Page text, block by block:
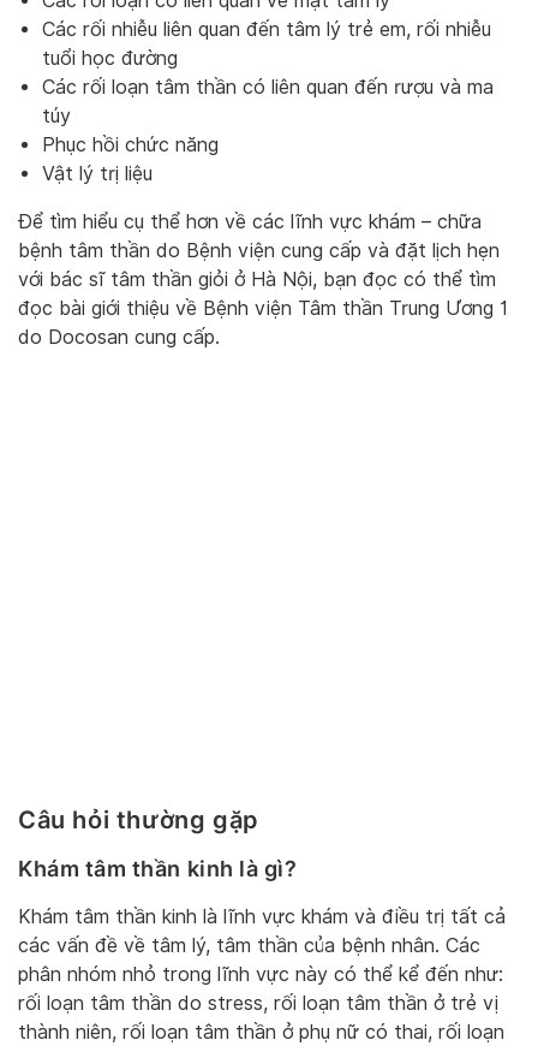
Các rối nhiễu liên quan đến tâm lý trẻ em, rối nhiễu
tuổi học đường
Các rối loạn tâm thần có liên quan đến rượu và ma
túy
Phục hồi chức năng
Vật lý trị liệu
Để tìm hiểu cụ thể hơn về các lĩnh vực khám – chữa
bệnh tâm thần do Bệnh viện cung cấp và đặt lịch hẹn
với bác sĩ tâm thần giỏi ở Hà Nội, bạn đọc có thể tìm
đọc bài giới thiệu về Bệnh viện Tâm thần Trung Ương 1
do Docosan cung cấp.
Câu hỏi thường gặp
Khám tâm thần kinh là gì?
Khám tâm thần kinh là lĩnh vực khám và điều trị tất cả
các vấn đề về tâm lý, tâm thần của bệnh nhân. Các
phân nhóm nhỏ trong lĩnh vực này có thể kể đến như:
rối loạn tâm thần do stress, rối loạn tâm thần ở trẻ vị
thành niên, rối loạn tâm thần ở phụ nữ có thai, rối loạn